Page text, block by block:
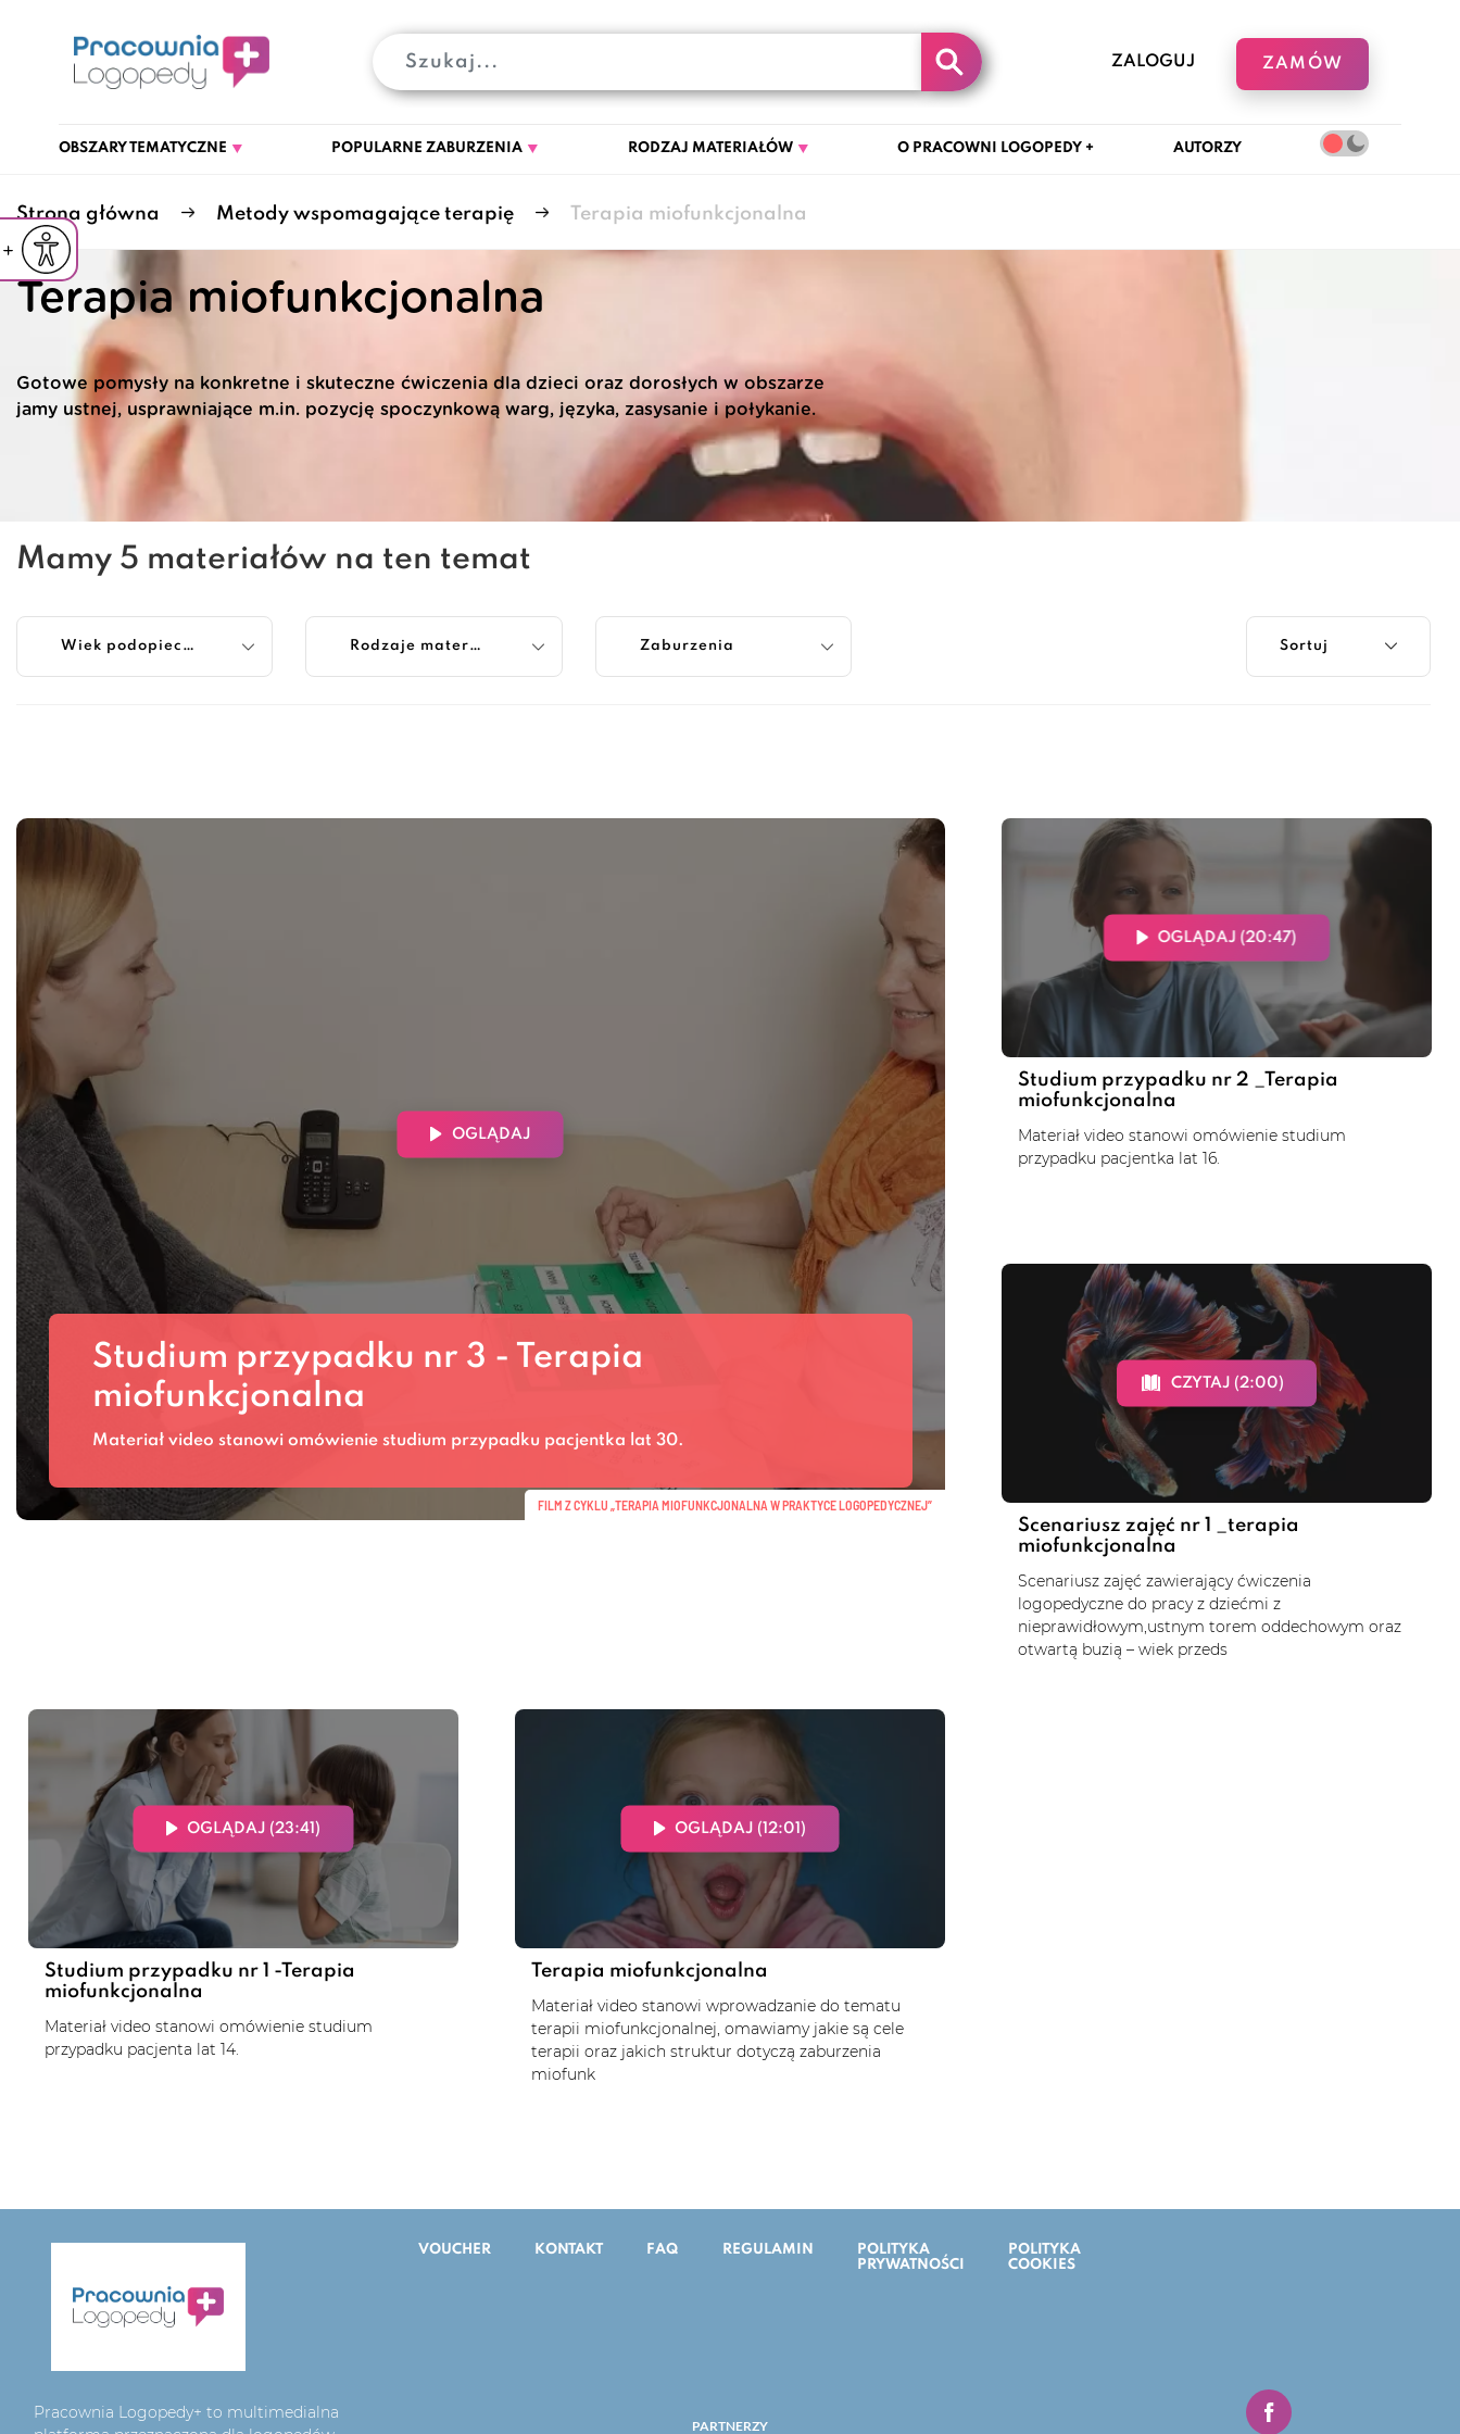
czcionkę
czcionka
Powiększ czcionkę
ZALOGUJ ZAMÓW
OBSZARY TEMATYCZNE POPULARNE ZABURZENIA RODZAJ MATERIAŁÓW O PRACOWNI LOGOPEDY + AUTORZY
Strona główna Metody wspomagające terapię Terapia miofunkcjonalna
Terapia miofunkcjonalna
Gotowe pomysły na konkretne i skuteczne ćwiczenia dla dzieci oraz dorosłych w obszarze
jamy ustnej, usprawniające m.in. pozycję spoczynkową warg, języka, zasysanie i połykanie.
Mamy 5 materiałów na ten temat
Wiek podopiecznego Rodzaje materiałów Zaburzenia
OGLĄDAJ
Studium przypadku nr 3 - Terapia
miofunkcjonalna
Materiał video stanowi omówienie studium przypadku pacjentka lat 30.
FILM Z CYKLU „TERAPIA MIOFUNKCJONALNA W PRAKTYCE LOGOPEDYCZNEJ”
OGLĄDAJ (20:47)
Studium przypadku nr 2 _Terapia
miofunkcjonalna
Materiał video stanowi omówienie studium
przypadku pacjentka lat 16.
CZYTAJ (2:00)
Scenariusz zajęć nr 1 _terapia
miofunkcjonalna
Scenariusz zajęć zawierający ćwiczenia
logopedyczne do pracy z dziećmi z
nieprawidłowym,ustnym torem oddechowym oraz
otwartą buzią – wiek przeds
OGLĄDAJ (23:41)
Studium przypadku nr 1 -Terapia
miofunkcjonalna
Materiał video stanowi omówienie studium
przypadku pacjenta lat 14.
OGLĄDAJ (12:01)
Terapia miofunkcjonalna
Materiał video stanowi wprowadzanie do tematu
terapii miofunkcjonalnej, omawiamy jakie są cele
terapii oraz jakich struktur dotyczą zaburzenia
miofunk
Pracownia Logopedy+ to multimedialna
VOUCHER KONTAKT FAQ REGULAMIN
POLITYKA
PRYWATNOŚCI
POLITYKA
COOKIES
PARTNERZY